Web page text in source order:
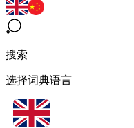
搜索
选择词典语言